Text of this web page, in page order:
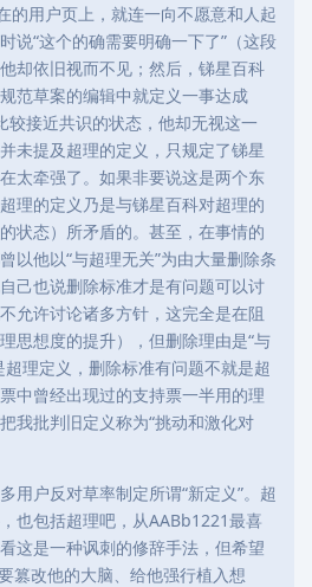
的用户页上，就连一向不愿意和人起
说“这个的确需要明确一下了”（这段
却依旧视而不见；然后，锑星百科
范草案的编辑中就定义一事达成
接近共识的状态，他却无视这一
未提及超理的定义，只规定了锑星
太牵强了。如果非要说这是两个东
理的定义乃是与锑星百科对超理的
状态）所矛盾的。甚至，在事情的
以他以“与超理无关”为由大量删除条
己也说删除标准才是有问题可以讨
允许讨论诸多方针，这完全是在阻
思想度的提升），但删除理由是“与
理定义，删除标准有问题不就是超
中曾经出现过的支持票一半用的理
我批判旧定义称为“挑动和激化对
用户反对草率制定所谓“新定义”。超
也包括超理吧，从AABb1221最喜
这是一种讽刺的修辞手法，但希望
篡改他的大脑、给他强行植入想